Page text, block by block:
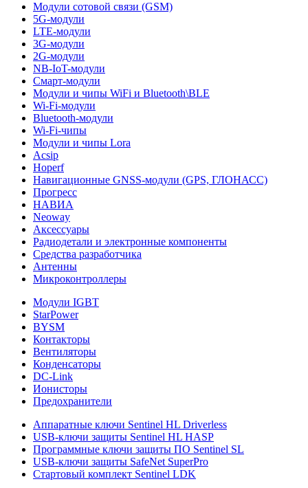
Модули сотовой связи (GSM)
5G-модули
LTE-модули
3G-модули
2G-модули
NB-IoT-модули
Смарт-модули
Модули и чипы WiFi и Bluetooth\BLE
Wi-Fi-модули
Bluetooth-модули
Wi-Fi-чипы
Модули и чипы Lora
Acsip
Hoperf
Навигационные GNSS-модули (GPS, ГЛОНАСС)
Прогресс
НАВИА
Neoway
Аксессуары
Радиодетали и электронные компоненты
Средства разработчика
Антенны
Микроконтроллеры
Модули IGBT
StarPower
BYSM
Контакторы
Вентиляторы
Конденсаторы
DC-Link
Ионисторы
Предохранители
Аппаратные ключи Sentinel HL Driverless
USB-ключи защиты Sentinel HL HASP
Программные ключи защиты ПО Sentinel SL
USB-ключи защиты SafeNet SuperPro
Стартовый комплект Sentinel LDK